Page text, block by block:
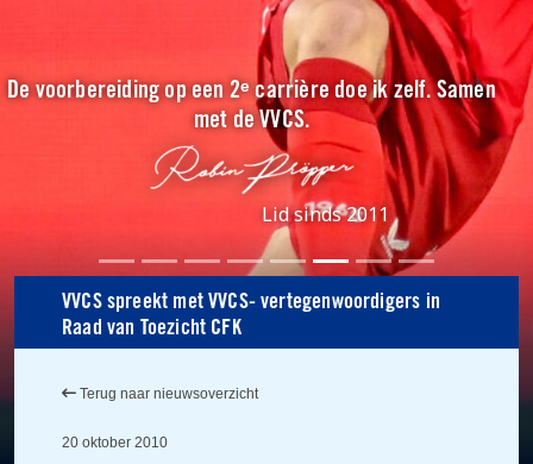
De voorbereiding op een 2ᵉ carrière doe ik zelf. Samen
met de VVCS.
Lid sinds 2011
VVCS spreekt met VVCS- vertegenwoordigers in
Raad van Toezicht CFK
Terug naar nieuwsoverzicht
20 oktober 2010